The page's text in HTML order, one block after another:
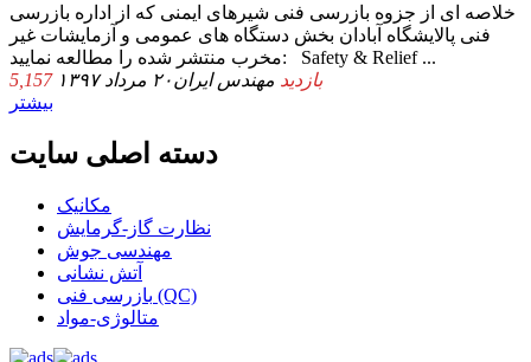
خلاصه ای از جزوه بازرسی فنی شیرهای ایمنی که از اداره بازرسی
فنی پالایشگاه آبادان بخش دستگاه های عمومی و آزمایشات غیر
مخرب منتشر شده را مطالعه نمایید: Safety & Relief ...
5,157 بازدید مهندس ایران۲۰ مرداد ۱۳۹۷
بیشتر
دسته اصلی سایت
مکانیک
نظارت گاز-گرمایش
مهندسی جوش
آتش نشانی
بازرسی فنی (QC)
متالوژی-مواد